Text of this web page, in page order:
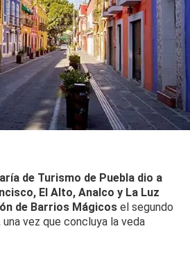
de Turismo de Puebla dio a
El Alto, Analco y La Luz
de Barrios Mágicos el segundo
vez que concluya la veda